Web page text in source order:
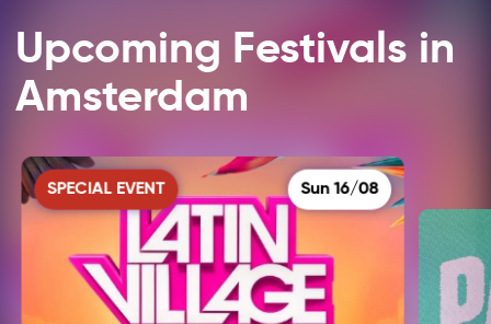
Upcoming Festivals in
Amsterdam
SPECIAL EVENT Sun 16/08